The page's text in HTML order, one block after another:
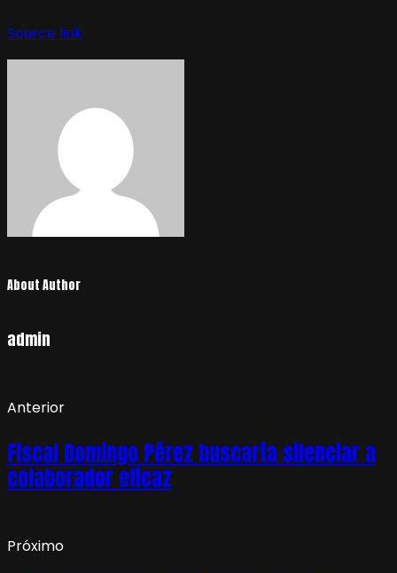
Source link
About Author
admin
Anterior
Fiscal Domingo Pérez buscaría silenciar a
colaborador eficaz
Próximo